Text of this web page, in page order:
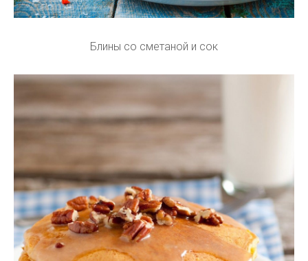
Блины со сметаной и сок